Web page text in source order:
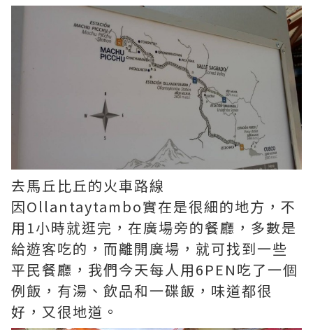
去馬丘比丘的火車路線
因Ollantaytambo實在是很細的地方，不
用1小時就逛完，在廣場旁的餐廳，多數是
給遊客吃的，而離開廣場，就可找到一些
平民餐廳，我們今天每人用6PEN吃了一個
例飯，有湯、飲品和一碟飯，味道都很
好，又很地道。